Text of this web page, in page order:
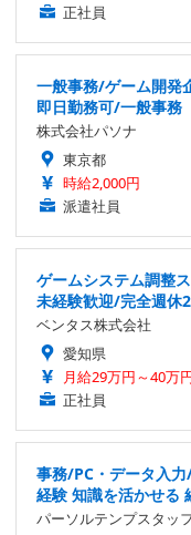
正社員
一般事務/ゲーム開発
即日勤務可/一般事務
株式会社パソナ
東京都
時給2,000円
派遣社員
ゲームシステム調整
未経験歓迎/完全週休
ベンタス株式会社
愛知県
月給29万円～40万
正社員
事務/PC・データ入
経験 知識を活かせる
パーソルテンプスタッ